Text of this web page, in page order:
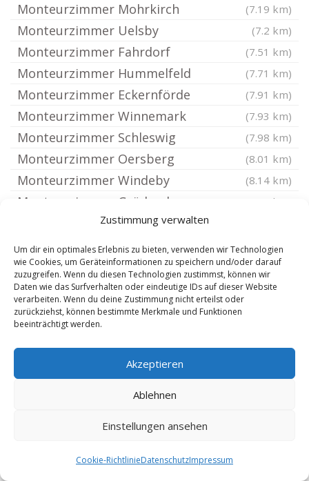
Zustimmung verwalten
Um dir ein optimales Erlebnis zu bieten, verwenden wir Technologien
wie Cookies, um Geräteinformationen zu speichern und/oder darauf
zuzugreifen. Wenn du diesen Technologien zustimmst, können wir
Daten wie das Surfverhalten oder eindeutige IDs auf dieser Website
verarbeiten. Wenn du deine Zustimmung nicht erteilst oder
zurückziehst, können bestimmte Merkmale und Funktionen
beeinträchtigt werden.
Akzeptieren
Ablehnen
Einstellungen ansehen
Cookie-RichtlinieDatenschutzImpressum
Monteurzimmer Mohrkirch (7.19 km)
Monteurzimmer Uelsby (7.2 km)
Monteurzimmer Fahrdorf (7.51 km)
Monteurzimmer Hummelfeld (7.71 km)
Monteurzimmer Eckernförde (7.91 km)
Monteurzimmer Winnemark (7.93 km)
Monteurzimmer Schleswig (7.98 km)
Monteurzimmer Oersberg (8.01 km)
Monteurzimmer Windeby (8.14 km)
Monteurzimmer Grödersby (8.19 km)
Monteurzimmer Rügge
Monteurzimmer Osterby bei Eckernförde
(8.2 km)
Monteurzimmer Stolk (8.34 km)
Monteurzimmer Arnis (8.43 km)
Monteurzimmer Klappholz
Monteurzimmer Neuberend
Monteurzimmer Geltorf (9.33 km)
Monteurzimmer Dörphof
Monteurzimmer Idstedt
Monteurzimmer Kappeln Schlei
Monteurzimmer Busdorf bei Schleswig